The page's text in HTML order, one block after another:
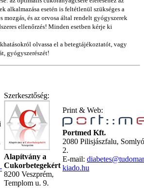
alkalmazása esetén is feltétlenül szükséges a
mozgás, és az orvosa által rendelt gyógyszerek
ellenőrzés! Minden esetben kérje ki
olvassa el a betegtájékoztatót, vagy
gyógyszerészét!
Szerkesztőség:
Alapítvány a
Cukorbetegekért
8200 Veszprém,
Templom u. 9.
Print & Web:
Portmed Kft.
2080 Pilisjászfalu,
2.
E-mail:
kiado.hu